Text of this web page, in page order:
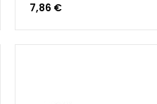
7,86 €